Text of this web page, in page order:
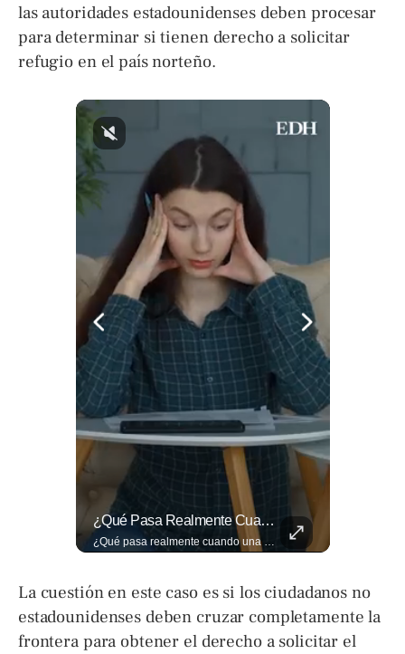
las autoridades estadounidenses deben procesar
para determinar si tienen derecho a solicitar
refugio en el país norteño.
¿Qué Pasa Realmente Cuando Una Persona Tiene Deudas?
La cuestión en este caso es si los ciudadanos no
estadounidenses deben cruzar completamente la
frontera para obtener el derecho a solicitar el